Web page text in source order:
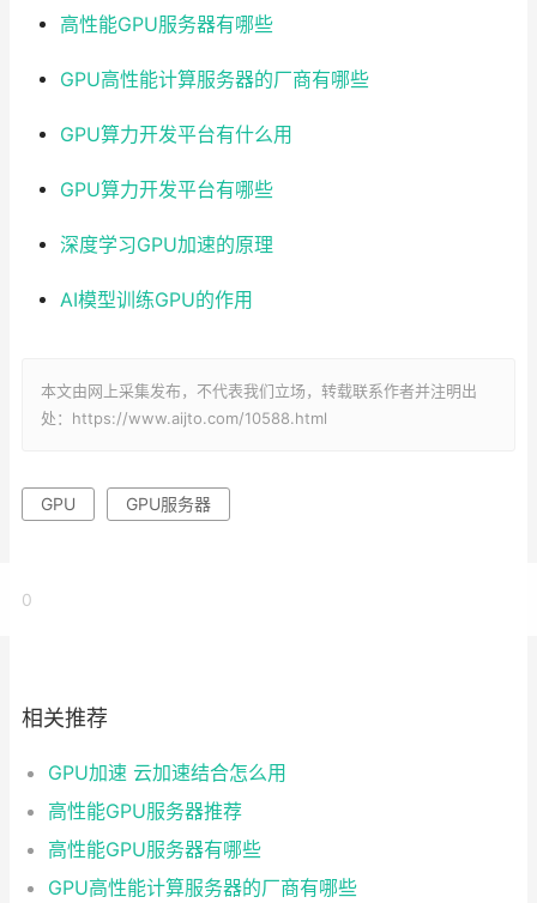
高性能GPU服务器有哪些
GPU高性能计算服务器的厂商有哪些
GPU算力开发平台有什么用
GPU算力开发平台有哪些
深度学习GPU加速的原理
AI模型训练GPU的作用
本文由网上采集发布，不代表我们立场，转载联系作者并注明出
处：https://www.aijto.com/10588.html
GPU GPU服务器
0
相关推荐
GPU加速 云加速结合怎么用
高性能GPU服务器推荐
高性能GPU服务器有哪些
GPU高性能计算服务器的厂商有哪些